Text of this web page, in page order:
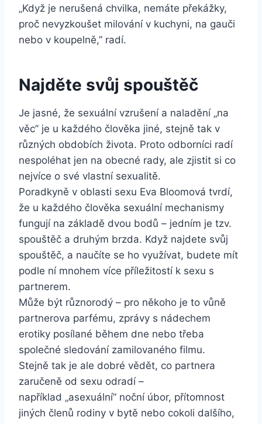
„Když je nerušená chvilka, nemáte překážky,
proč nevyzkoušet milování v kuchyni, na gauči
nebo v koupelně,” radí.
Najděte svůj spouštěč
Je jasné, že sexuální vzrušení a naladění „na
věc” je u každého člověka jiné, stejně tak v
různých obdobích života. Proto odborníci radí
nespoléhat jen na obecné rady, ale zjistit si co
nejvíce o své vlastní sexualitě.
Poradkyně v oblasti sexu Eva Bloomová tvrdí,
že u každého člověka sexuální mechanismy
fungují na základě dvou bodů – jedním je tzv.
spouštěč a druhým brzda. Když najdete svůj
spouštěč, a naučíte se ho využívat, budete mít
podle ní mnohem více příležitostí k sexu s
partnerem.
Může být různorodý – pro někoho je to vůně
partnerova parfému, zprávy s nádechem
erotiky posílané během dne nebo třeba
společné sledování zamilovaného filmu.
Stejně tak je ale dobré vědět, co partnera
zaručeně od sexu odradí –
například „asexuální” noční úbor, přítomnost
jiných členů rodiny v bytě nebo cokoli dalšího,